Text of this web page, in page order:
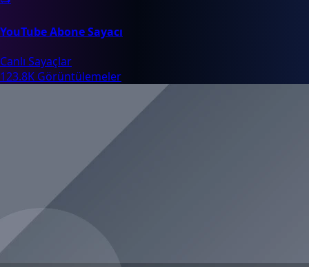
YouTube Abone Sayacı
Canlı Sayaçlar
123.8K Görüntülemeler